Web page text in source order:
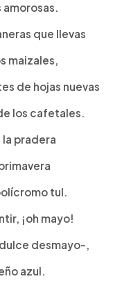
amorosas.
que llevas
maizales,
de hojas nuevas
los cafetales.
la pradera
tul.
¡oh mayo!
desmayo-,
azul.